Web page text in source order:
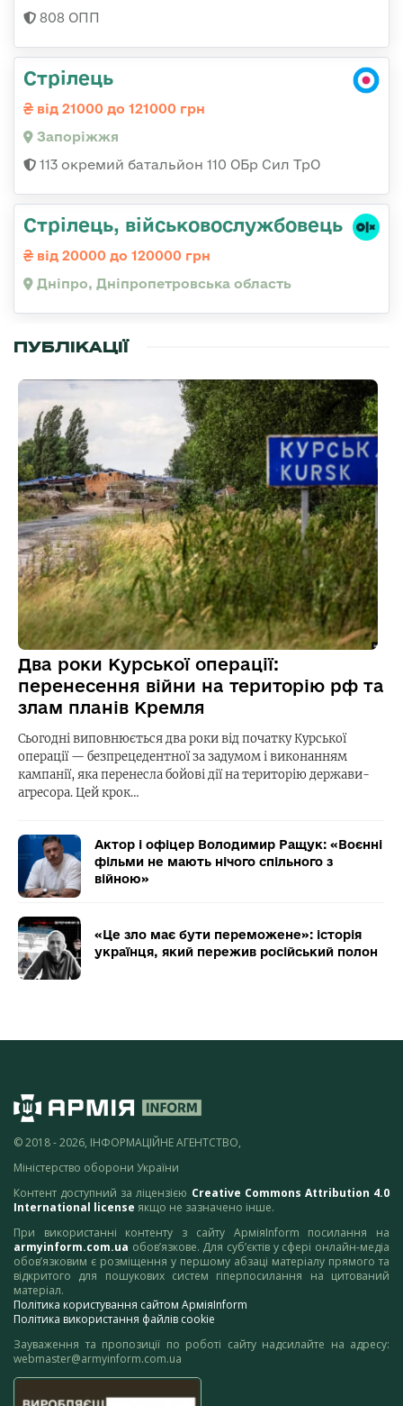
808 ОПП
Стрілець
від 21000 до 121000 грн
Запоріжжя
113 окремий батальйон 110 ОБр Сил ТрО
Стрілець, військовослужбовець
від 20000 до 120000 грн
Дніпро, Дніпропетровська область
ПУБЛІКАЦІЇ
Два роки Курської операції:
перенесення війни на територію рф та
злам планів Кремля
Сьогодні виповнюється два роки від початку Курської
операції — безпрецедентної за задумом і виконанням
кампанії, яка перенесла бойові дії на територію держави-
агресора. Цей крок…
Актор і офіцер Володимир Ращук: «Воєнні
фільми не мають нічого спільного з
війною»
«Це зло має бути переможене»: історія
українця, який пережив російський полон
© 2018 - 2026, ІНФОРМАЦІЙНЕ АГЕНТСТВО,
Міністерство оборони України
Контент доступний за ліцензією Creative Commons Attribution 4.0
International license якщо не зазначено інше.
При використанні контенту з сайту АрміяInform посилання на
armyinform.com.ua обов’язкове. Для суб’єктів у сфері онлайн-медіа
обов’язковим є розміщення у першому абзаці матеріалу прямого та
відкритого для пошукових систем гіперпосилання на цитований
матеріал.
Політика користування сайтом АрміяInform
Політика використання файлів cookie
Зауваження та пропозиції по роботі сайту надсилайте на адресу:
webmaster@armyinform.com.ua